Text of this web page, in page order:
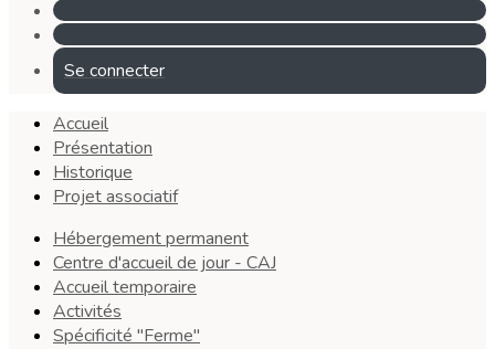
Se connecter
Accueil
Présentation
Historique
Projet associatif
Hébergement permanent
Centre d'accueil de jour - CAJ
Accueil temporaire
Activités
Spécificité "Ferme"